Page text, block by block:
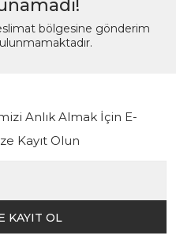
bölgesine gönderim
Anlık Almak İçin E-
Kayıt Olun
KAYIT OL